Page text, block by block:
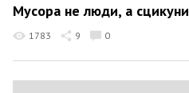
Мусора не люди, а сцикуни
1783 9 0